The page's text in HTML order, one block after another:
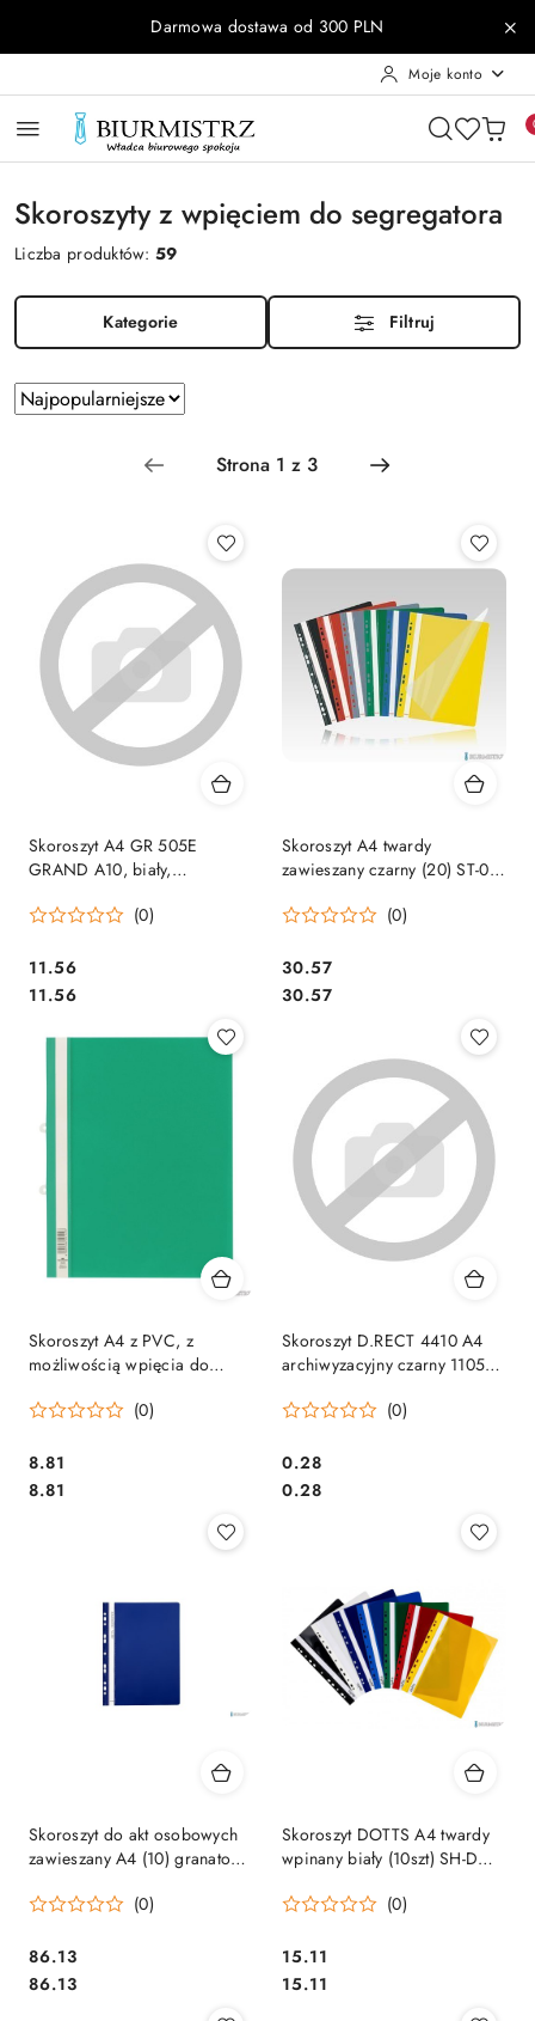
Przejdź do treści głównej
Przejdź do wyszukiwarki
Przejdź do moje konto
Przejdź do menu głównego
Przejdź do stopkiDarmowa dostawa od 300 PLN
Moje konto
Skoroszyty z wpięciem do segregatora
Liczba produktów:59
Kategorie Filtruj
Zastosowano
sortowanie:
Najpopularniejsze.
Sortuj
według
Skoroszyt A4 GR 505E
GRAND A10, biały,
(0)
Cena:
11.56
Cena:
11.56
Skoroszyt A4 twardy
zawieszany czarny (20) ST-02-
(0)
Cena:
30.57
Cena:
30.57
Skoroszyt A4 z PVC, z
możliwością wpięcia do
DURABLE
(0)
Cena:
8.81
Cena:
8.81
Skoroszyt D.RECT 4410 A4
archiwyzacyjny czarny 110548
(0)
Cena:
0.28
Cena:
0.28
Skoroszyt do akt osobowych
zawieszany A4 (10) granatowy
(0)
Cena:
86.13
Cena:
86.13
Skoroszyt DOTTS A4 twardy
wpinany biały (10szt) SH-DOT-
(0)
Cena:
15.11
Cena:
15.11